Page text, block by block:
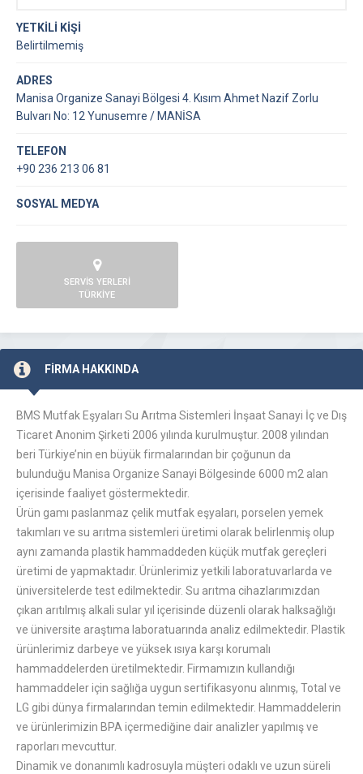
YETKİLİ KİŞİ
Belirtilmemiş
ADRES
Manisa Organize Sanayi Bölgesi 4. Kısım Ahmet Nazif Zorlu
Bulvarı No: 12 Yunusemre / MANİSA
TELEFON
+90 236 213 06 81
SOSYAL MEDYA
SERVİS YERLERİ
TÜRKİYE
FİRMA HAKKINDA
BMS Mutfak Eşyaları Su Arıtma Sistemleri İnşaat Sanayi İç ve Dış
Ticaret Anonim Şirketi 2006 yılında kurulmuştur. 2008 yılından
beri Türkiye’nin en büyük firmalarından bir çoğunun da
bulunduğu Manisa Organize Sanayi Bölgesinde 6000 m2 alan
içerisinde faaliyet göstermektedir.
Ürün gamı paslanmaz çelik mutfak eşyaları, porselen yemek
takımları ve su arıtma sistemleri üretimi olarak belirlenmiş olup
aynı zamanda plastik hammaddeden küçük mutfak gereçleri
üretimi de yapmaktadır. Ürünlerimiz yetkili laboratuvarlarda ve
üniversitelerde test edilmektedir. Su arıtma cihazlarımızdan
çıkan arıtılmış alkali sular yıl içerisinde düzenli olarak halksağlığı
ve üniversite araştıma laboratuarında analiz edilmektedir. Plastik
ürünlerimiz darbeye ve yüksek ısıya karşı korumalı
hammaddelerden üretilmektedir. Firmamızın kullandığı
hammaddeler için sağlığa uygun sertifikasyonu alınmış, Total ve
LG gibi dünya firmalarından temin edilmektedir. Hammaddelerin
ve ürünlerimizin BPA içermediğine dair analizler yapılmış ve
raporları mevcuttur.
Dinamik ve donanımlı kadrosuyla müşteri odaklı ve uzun süreli